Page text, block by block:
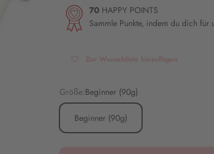
70 HAPPY POINTS
Sammle Punkte, indem du dich für
Größe:Beginner (90g)
Beginner (90g)